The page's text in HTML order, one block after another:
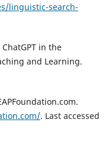
linguistic-search-
in the
and Learning.
. Last accessed